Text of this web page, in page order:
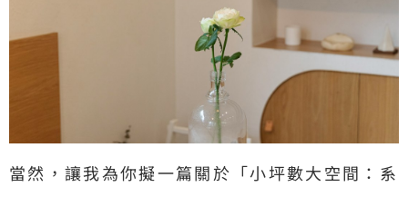
當然，讓我為你擬一篇關於「小坪數大空間：系